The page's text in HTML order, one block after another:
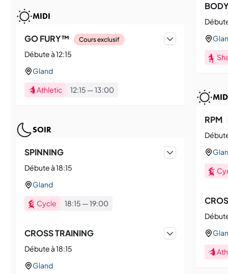
MIDI
GO FURY™ Cours exclusif
Débute à 12:15
Gland
Athletic 12:15 —13:00
SOIR
SPINNING
Débute à 18:15
Gland
Cycle 18:15 —19:00
CROSS TRAINING
Débute à 18:15
Gland
RPM